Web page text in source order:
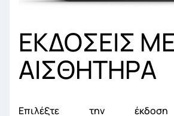
ΕΚΔΟΣΕΙΣ ΜΕ
ΑΙΣΘΗΤΗΡΑ
Επιλέξτε την